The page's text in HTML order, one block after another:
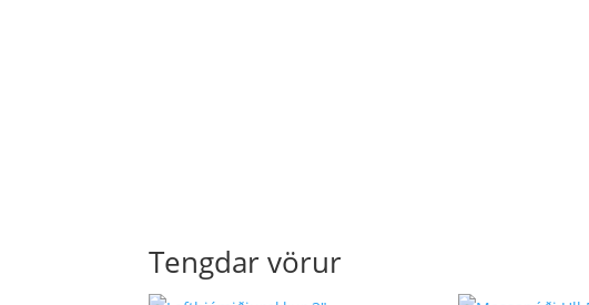
Tengdar vörur